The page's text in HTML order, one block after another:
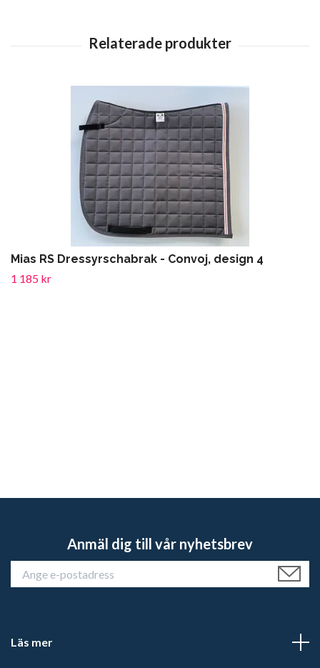
Mias RS Dressyrschabrak - Convoj, design 4
1 185 kr
Anmäl dig till vår nyhetsbrev
Läs mer